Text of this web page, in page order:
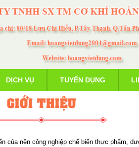
DỊCH VỤ TUYỂN DỤNG
GIỚI THIỆU
của nền công nghiệp chế biến thực phẩm,